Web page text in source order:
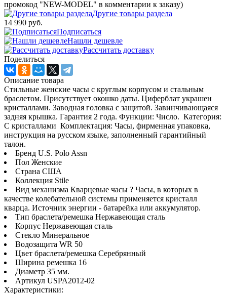
промокод "NEW-MODEL" в комментарии к заказу)
Другие товары раздела
14 990 руб.
Подписаться
Нашли дешевле
Рассчитать доставку
Поделиться
Описание товара
Стильные женские часы с круглым корпусом и стальным
браслетом. Присутствует окошко даты. Циферблат украшен
кристаллами. Заводная головка с защитой. Завинчивающаяся
задняя крышка. Гарантия 2 года. Функции: Число. Категория:
С кристаллами Комплектация: Часы, фирменная упаковка,
инструкция на русском языке, заполненный гарантийный
талон.
Бренд U.S. Polo Assn
Пол Женские
Страна США
Коллекция Stile
Вид механизма Кварцевые часы ? Часы, в которых в
качестве колебательной системы применяется кристалл
кварца. Источник энергии - батарейка или аккумулятор.
Тип браслета/ремешка Нержавеющая сталь
Корпус Нержавеющая сталь
Стекло Минеральное
Водозащита WR 50
Цвет браслета/ремешка Серебрянный
Ширина ремешка 16
Диаметр 35 мм.
Артикул USPA2012-02
Характеристики: